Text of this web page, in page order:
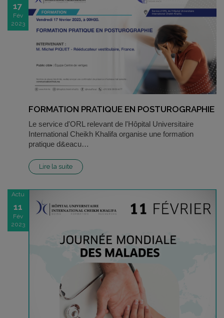
17
Fév
2023
FORMATION PRATIQUE EN POSTUROGRAPHIE
Le service d'ORL relevant de l'Hôpital Universitaire
International Cheikh Khalifa organise une formation
pratique d&eacu…
Lire la suite
Actu
11
Fév
2023